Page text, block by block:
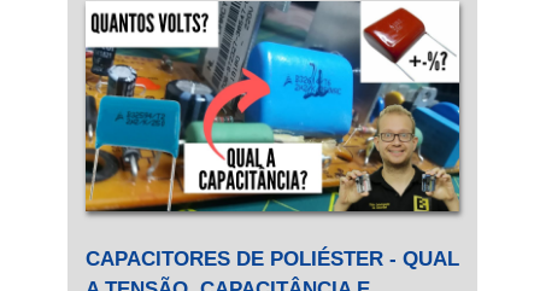
CAPACITORES DE POLIÉSTER - QUAL